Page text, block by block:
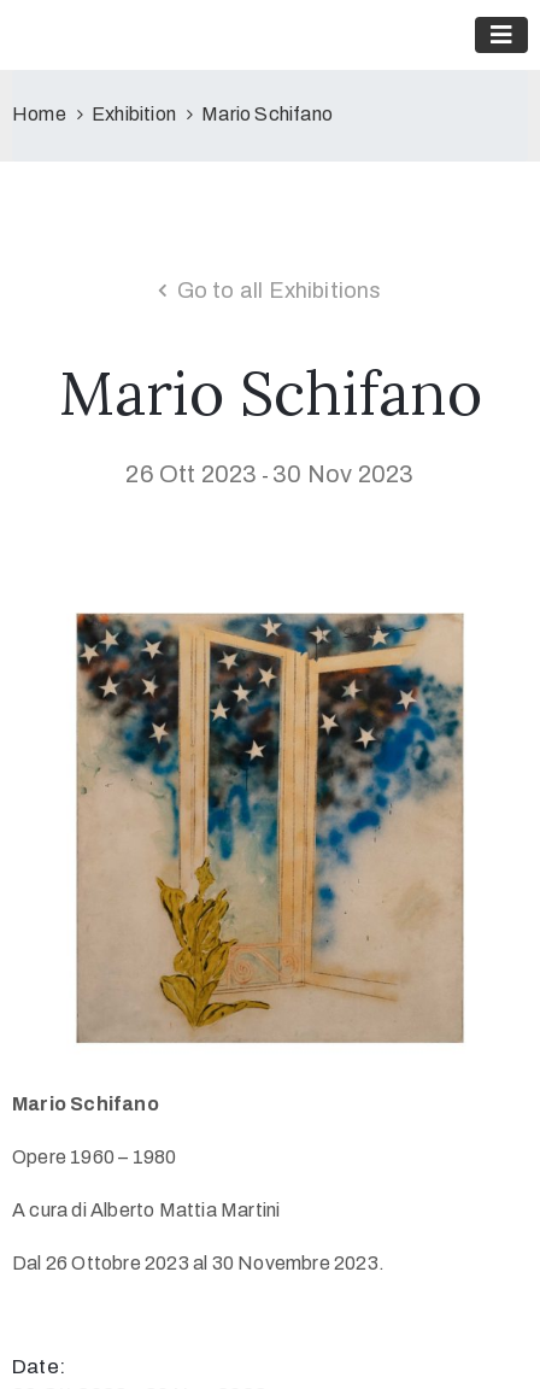
Home Exhibition Mario Schifano
Go to all Exhibitions
Mario Schifano
26 Ott 2023 - 30 Nov 2023
Mario Schifano
Opere 1960 – 1980
A cura di Alberto Mattia Martini
Dal 26 Ottobre 2023 al 30 Novembre 2023.
Date: